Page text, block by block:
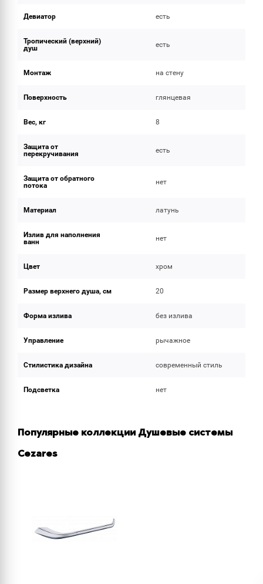
Девиатор есть
Тропический (верхний)
душ
есть
Монтаж на стену
Поверхность глянцевая
Вес, кг 8
Защита от
перекручивания
есть
Защита от обратного
потока
нет
Материал латунь
Излив для наполнения
ванн
нет
Цвет хром
Размер верхнего душа, см 20
Форма излива без излива
Управление рычажное
Стилистика дизайна современный стиль
Подсветка нет
Популярные коллекции Душевые системы
Cezares